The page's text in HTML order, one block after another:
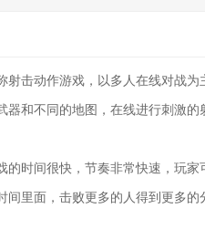
击动作游戏，以多人在线对战
和不同的地图，在线进行刺激
时间很快，节奏非常快速，玩家
里面，击败更多的人得到更多